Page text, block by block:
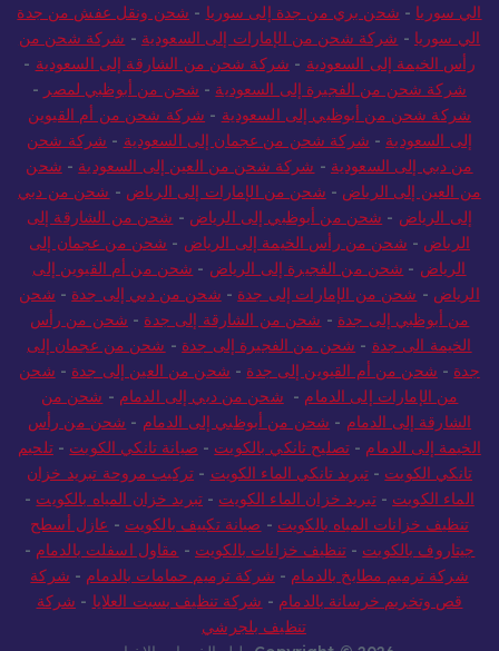
الي سوريا - شحن بري من جدة إلى سوريا - شحن ونقل عفش من جدة
الي سوريا - شركة شحن من الإمارات إلى السعودية - شركة شحن من
رأس الخيمة إلى السعودية - شركة شحن من الشارقة إلى السعودية -
شركة شحن من الفجيرة إلى السعودية - شحن من أبوظبي لمصر -
شركة شحن من أبوظبي إلى السعودية - شركة شحن من أم القيوين
إلى السعودية - شركة شحن من عجمان إلى السعودية - شركة شحن
من دبي إلى السعودية - شركة شحن من العين إلى السعودية - شحن
من العين إلى الرياض - شحن من الإمارات إلى الرياض - شحن من دبي
إلى الرياض - شحن من أبوظبي إلى الرياض - شحن من الشارقة إلى
الرياض - شحن من رأس الخيمة إلى الرياض - شحن من عجمان إلى
الرياض - شحن من الفجيرة إلى الرياض - شحن من أم القيوين إلى
الرياض - شحن من الإمارات إلى جدة - شحن من دبي إلى جدة - شحن
من أبوظبي إلى جدة - شحن من الشارقة إلى جدة - شحن من رأس
الخيمة الى جدة - شحن من الفجيرة إلى جدة - شحن من عجمان إلى
جدة - شحن من أم القيوين إلى جدة - شحن من العين إلى جدة - شحن
من الإمارات إلى الدمام - شحن من دبي إلى الدمام - شحن من
الشارقة إلى الدمام - شحن من أبوظبي إلى الدمام - شحن من رأس
الخيمة إلى الدمام -تصليح تانكي بالكويت - صيانة تانكي الكويت -تلحيم
تانكي الكويت -تبريد تانكي الماء الكويت - تركيب مروحة تبريد خزان
الماء الكويت -تبريد خزان الماء الكويت - تبريد خزان المياه بالكويت -
تنظيف خزانات المياه بالكويت - صيانة تكييف بالكويت - عازل أسطح
جيتاروف بالكويت -تنظيف خزانات بالكويت - مقاول اسفلت بالدمام -
شركة ترميم مطابخ بالدمام - شركة ترميم حمامات بالدمام - شركة
قص وتخريم خرسانة بالدمام - شركة تنظيف بسبت العلايا - شركة
تنظيف بلجرشي